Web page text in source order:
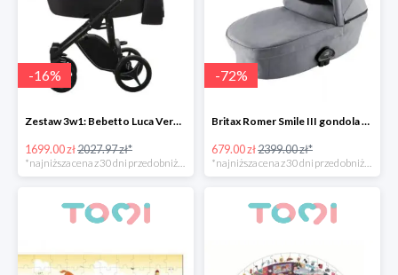
-16%
Zestaw 3w1: Bebetto Luca Vero + Avionaut Pixel taniej -15%
1699.00 zł2027.97 zł*
*najniższa cena z 30 dni przed obniżką
-72%
Britax Romer Smile III gondola -72%
679.00 zł2399.00 zł*
*najniższa cena z 30 dni przed obniżką